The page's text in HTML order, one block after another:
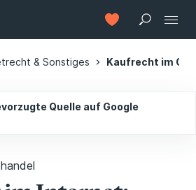
& Sonstiges Kaufrecht im
Quelle auf Google